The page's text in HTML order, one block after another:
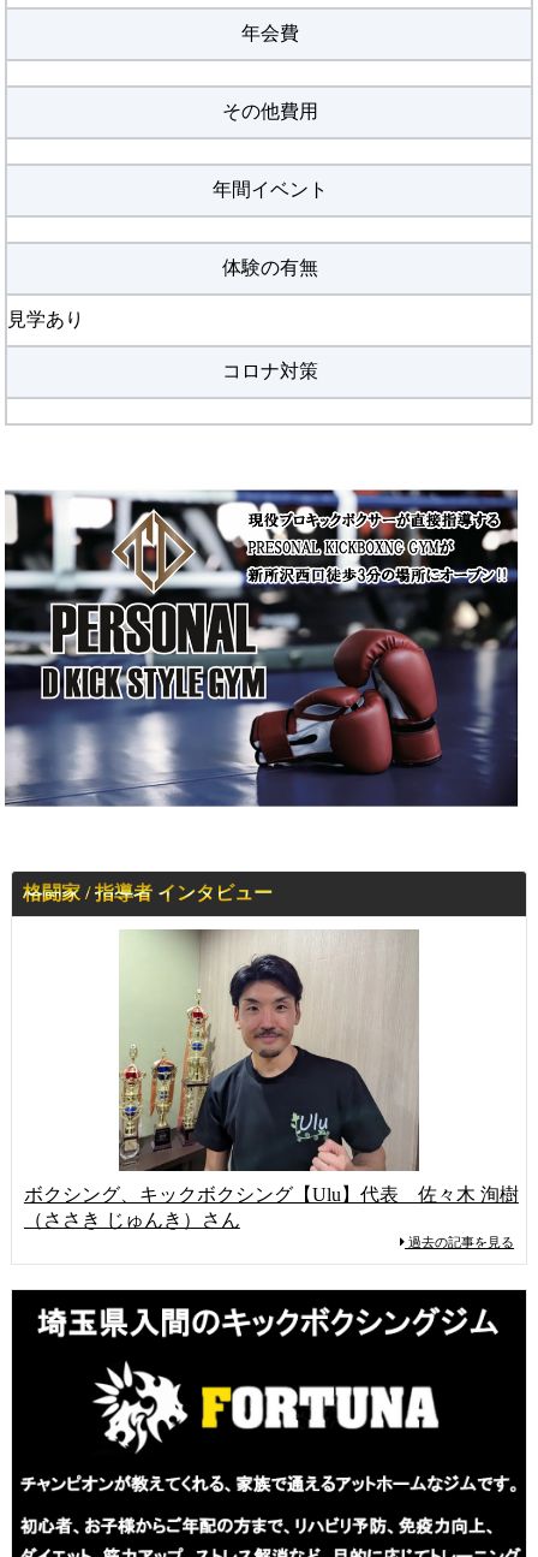
年会費
その他費用
年間イベント
体験の有無
見学あり
コロナ対策
格闘家 / 指導者 インタビュー
ボクシング、キックボクシング【Ulu】代表 佐々木 洵樹
（ささき じゅんき）さん
過去の記事を見る